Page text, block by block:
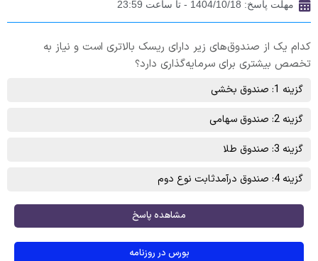
مهلت پاسخ: 1404/10/18 - تا ساعت 23:59
کدام یک از صندوق‌های زیر دارای ریسک بالاتری است و نیاز به
تخصص بیشتری برای سرمایه‌گذاری دارد؟
گزینه 1: صندوق بخشی
گزینه 2: صندوق سهامی
گزینه 3: صندوق طلا
گزینه 4: صندوق درآمدثابت نوع دوم
مشاهده پاسخ
بورس در روزنامه